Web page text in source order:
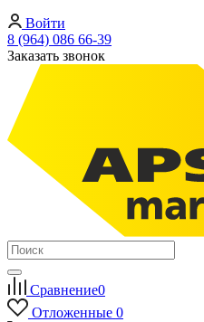
Войти
8 (964) 086 66-39
Заказать звонок
Сравнение0
Отложенные 0